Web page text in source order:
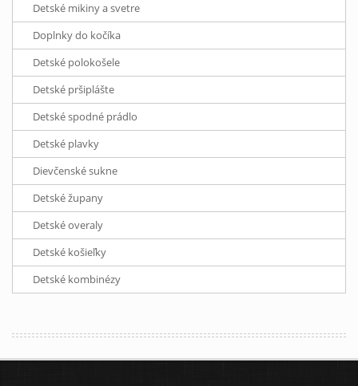
Detské mikiny a svetre
Doplnky do kočíka
Detské polokošele
Detské pršiplášte
Detské spodné prádlo
Detské plavky
Dievčenské sukne
Detské župany
Detské overaly
Detské košieľky
Detské kombinézy